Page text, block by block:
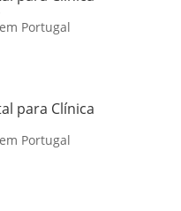
Portugal
para Clínica
Portugal